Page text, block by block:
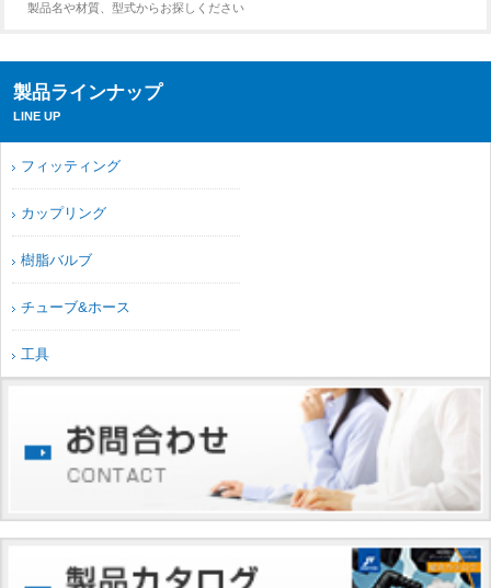
製品名や材質、型式からお探しください
製品ラインナップ
LINE UP
フィッティング
カップリング
樹脂バルブ
チューブ&ホース
工具